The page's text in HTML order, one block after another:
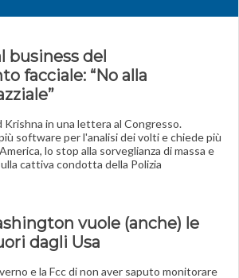
business del
facciale: “No alla
Krishna in una lettera al Congresso.
software per l'analisi dei volti e chiede più
lo stop alla sorveglianza di massa e
cattiva condotta della Polizia
vuole (anche) le
dagli Usa
e la Fcc di non aver saputo monitorare